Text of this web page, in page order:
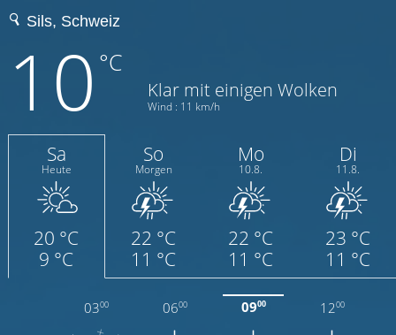
10 °C
Klar mit einigen Wolken
Wind : 11 km/h
Sa
Heute
20 °C
9 °C
So
Morgen
22 °C
11 °C
Mo
10.8.
22 °C
11 °C
Di
11.8.
23 °C
11 °C
0300 0600 0900 1200